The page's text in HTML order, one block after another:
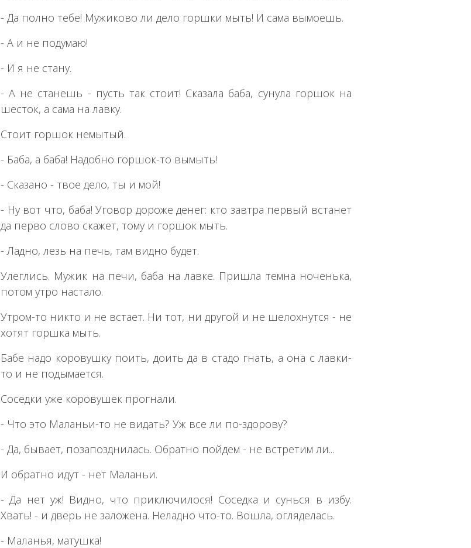
- Да полно тебе! Мужиково ли дело горшки мыть! И сама вымоешь.
- А и не подумаю!
- И я не стану.
- А не станешь - пусть так стоит! Сказала баба, сунула горшок на
шесток, а сама на лавку.
Стоит горшок немытый.
- Баба, а баба! Надобно горшок-то вымыть!
- Сказано - твое дело, ты и мой!
- Ну вот что, баба! Уговор дороже денег: кто завтра первый встанет
да перво слово скажет, тому и горшок мыть.
- Ладно, лезь на печь, там видно будет.
Улеглись. Мужик на печи, баба на лавке. Пришла темна ноченька,
потом утро настало.
Утром-то никто и не встает. Ни тот, ни другой и не шелохнутся - не
хотят горшка мыть.
Бабе надо коровушку поить, доить да в стадо гнать, а она с лавки-
то и не подымается.
Соседки уже коровушек прогнали.
- Что это Маланьи-то не видать? Уж все ли по-здорову?
- Да, бывает, позапозднилась. Обратно пойдем - не встретим ли...
И обратно идут - нет Маланьи.
- Да нет уж! Видно, что приключилося! Соседка и сунься в избу.
Хвать! - и дверь не заложена. Неладно что-то. Вошла, огляделась.
- Маланья, матушка!